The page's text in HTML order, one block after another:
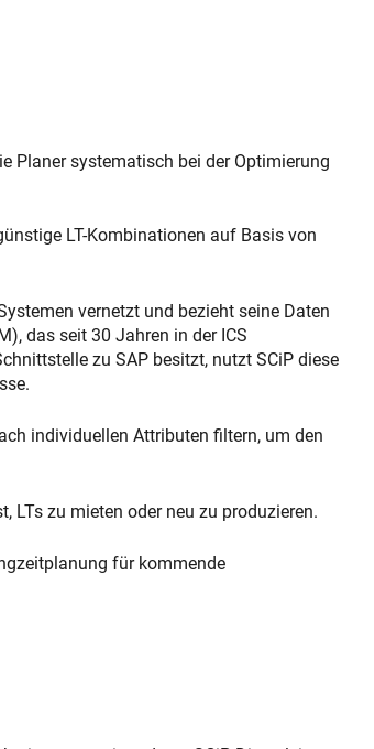
Planer systematisch bei der Optimierung
LT-Kombinationen auf Basis von
vernetzt und bezieht seine Daten
das seit 30 Jahren in der ICS
zu SAP besitzt, nutzt SCiP diese
individuellen Attributen filtern, um den
LTs zu mieten oder neu zu produzieren.
für kommende